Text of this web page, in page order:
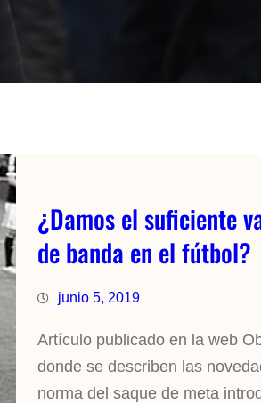
¿Damos el suficiente
de banda en el fútbol?
junio 5, 2019
Artículo publicado en la web
donde se describen las
norma del saque de meta